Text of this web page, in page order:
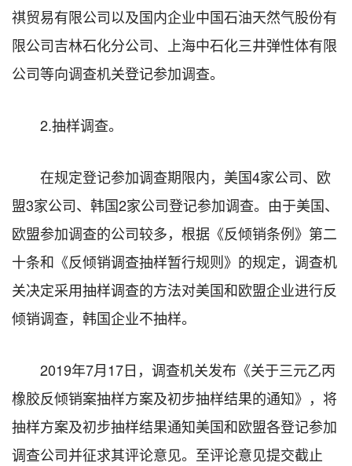
祺贸易有限公司以及国内企业中国石油天然气股份有
限公司吉林石化分公司、上海中石化三井弹性体有限
公司等向调查机关登记参加调查。
2.抽样调查。
在规定登记参加调查期限内，美国4家公司、欧
盟3家公司、韩国2家公司登记参加调查。由于美国、
欧盟参加调查的公司较多，根据《反倾销条例》第二
十条和《反倾销调查抽样暂行规则》的规定，调查机
关决定采用抽样调查的方法对美国和欧盟企业进行反
倾销调查，韩国企业不抽样。
2019年7月17日，调查机关发布《关于三元乙丙
橡胶反倾销案抽样方案及初步抽样结果的通知》，将
抽样方案及初步抽样结果通知美国和欧盟各登记参加
调查公司并征求其评论意见。至评论意见提交截止